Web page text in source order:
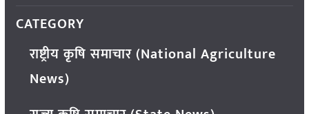
CATEGORY
राष्ट्रीय कृषि समाचार (National Agriculture
News)